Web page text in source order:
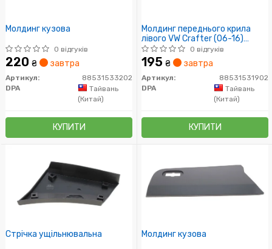
Молдинг кузова
0 відгуків
220 ₴ завтра
Артикул:
88531533202
DPA
Тайвань
(Китай)
КУПИТИ
Молдинг переднього крила
лівого VW Crafter (06-16)
(88531531902) DPA
0 відгуків
195 ₴ завтра
Артикул:
88531531902
DPA
Тайвань
(Китай)
КУПИТИ
Стрічка ущільнювальна Молдинг кузова